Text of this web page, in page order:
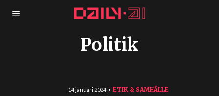
Politik
14 januari 2024 ETIK & SAMHÄLLE